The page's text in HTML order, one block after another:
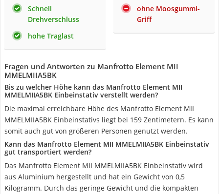
Schnell
Drehverschluss
hohe Traglast
ohne Moosgummi-
Griff
Fragen und Antworten zu Manfrotto Element MII
MMELMIIA5BK
Bis zu welcher Höhe kann das Manfrotto Element MII
MMELMIIA5BK Einbeinstativ verstellt werden?
Die maximal erreichbare Höhe des Manfrotto Element MII
MMELMIIA5BK Einbeinstativs liegt bei 159 Zentimetern. Es kann
somit auch gut von größeren Personen genutzt werden.
Kann das Manfrotto Element MII MMELMIIA5BK Einbeinstativ
gut transportiert werden?
Das Manfrotto Element MII MMELMIIA5BK Einbeinstativ wird
aus Aluminium hergestellt und hat ein Gewicht von 0,5
Kilogramm. Durch das geringe Gewicht und die kompakten